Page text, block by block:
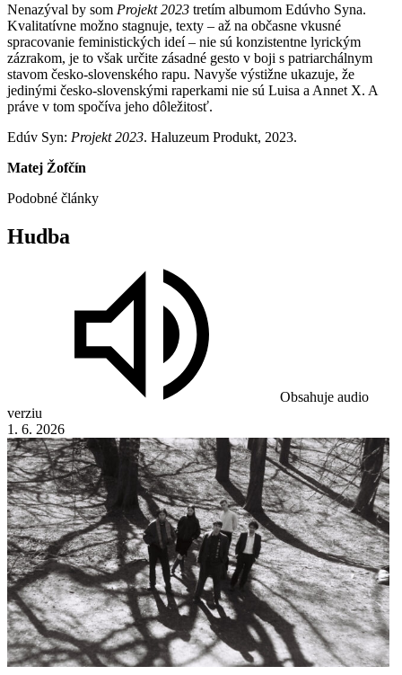
Nenazýval by som Projekt 2023 tretím albumom Edúvho Syna.
Kvalitatívne možno stagnuje, texty – až na občasne vkusné
spracovanie feministických ideí – nie sú konzistentne lyrickým
zázrakom, je to však určite zásadné gesto v boji s patriarchálnym
stavom česko-slovenského rapu. Navyše výstižne ukazuje, že
jedinými česko-slovenskými raperkami nie sú Luisa a Annet X. A
práve v tom spočíva jeho dôležitosť.
Edúv Syn: Projekt 2023. Haluzeum Produkt, 2023.
Matej Žofčín
Podobné články
Hudba
Obsahuje audio
verziu
1. 6. 2026